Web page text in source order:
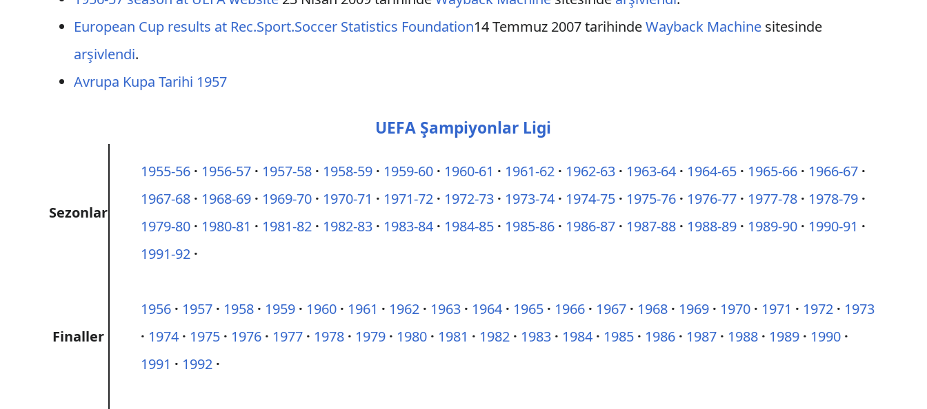
European Cup results at Rec.Sport.Soccer Statistics Foundation14 Temmuz 2007 tarihindeWayback Machine sitesinde
arşivlendi.
Avrupa Kupa Tarihi 1957
UEFA Şampiyonlar Ligi
Sezonlar
1955-56 1956-57 1957-58 1958-59 1959-60 1960-61 1961-62 1962-63 1963-64 1964-65 1965-66
1966-67
1967-68
1968-69 1969-70 1970-71 1971-72 1972-73 1973-74 1974-75 1975-76 1976-77 1977-78
1978-79
1979-80
1980-81 1981-82 1982-83 1983-84 1984-85 1985-86 1986-87 1987-88 1988-89 1989-90
1990-91
1991-92
Finaller
1956 1957 1958 1959 1960 1961 1962 1963 1964 1965 1966 1967 1968 1969 1970 1971 1972
1973
1974
1975 1976 1977 1978 1979 1980 1981 1982 1983 1984 1985 1986 1987 1988 1989
1990
1991
1992